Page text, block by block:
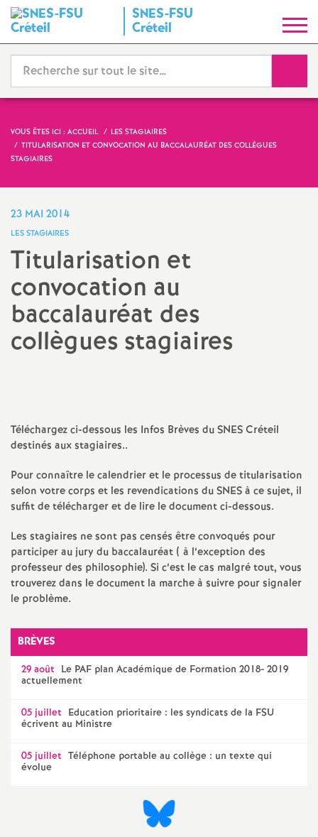
SNES-FSU
Créteil
y
n
d
a
i
n
a
l
e
s
E
n
VOUS ÊTES ICI : ACCUEIL
LES STAGIAIRES
TITULARISATION ET CONVOCATION AU BACCALAURÉAT DES COLLÈGUES
STAGIAIRES
23 MAI 2014
LES STAGIAIRES
Titularisation et
convocation au
baccalauréat des
collègues stagiaires
Téléchargez ci-dessous les Infos Brèves duSNESCréteil
destinés aux stagiaires..
Pour connaître le calendrier et le processus de titularisation
selon votre corps et les revendications duSNESà ce sujet, il
suffit de télécharger et de lire le document ci-dessous.
Les stagiaires ne sont pas censés être convoqués pour
participer au jury du baccalauréat ( à l’exception des
professeur des philosophie). Si c’est le cas malgré tout, vous
trouverez dans le document la marche à suivre pour signaler
le problème.
BRÈVES
29 août Le PAF plan Académique de Formation 2018- 2019
actuellement
05 juillet Education prioritaire : les syndicats de la FSU
écrivent au Ministre
05 juillet Téléphone portable au collège : un texte qui
évolue